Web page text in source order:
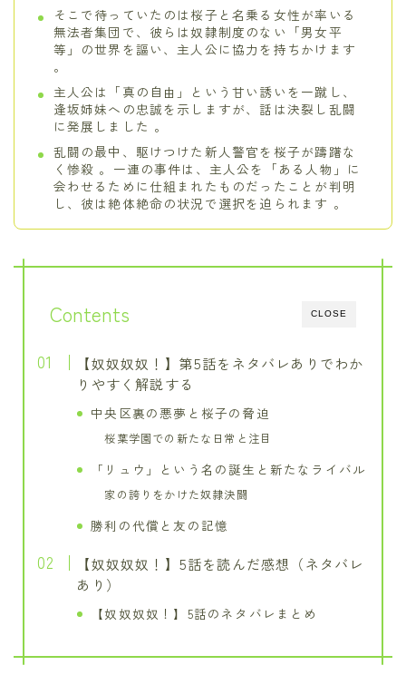
そこで待っていたのは桜子と名乗る女性が率いる
無法者集団で、彼らは奴隷制度のない「男女平
等」の世界を謳い、主人公に協力を持ちかけます
。
主人公は「真の自由」という甘い誘いを一蹴し、
逢坂姉妹への忠誠を示しますが、話は決裂し乱闘
に発展しました 。
乱闘の最中、駆けつけた新人警官を桜子が躊躇な
く惨殺 。一連の事件は、主人公を「ある人物」に
会わせるために仕組まれたものだったことが判明
し、彼は絶体絶命の状況で選択を迫られます 。
CLOSE
Contents
【奴奴奴奴！】第5話をネタバレありでわか
りやすく解説する
中央区裏の悪夢と桜子の脅迫
桜葉学園での新たな日常と注目
「リュウ」という名の誕生と新たなライバル
家の誇りをかけた奴隷決闘
勝利の代償と友の記憶
【奴奴奴奴！】5話を読んだ感想（ネタバレ
あり）
【奴奴奴奴！】5話のネタバレまとめ